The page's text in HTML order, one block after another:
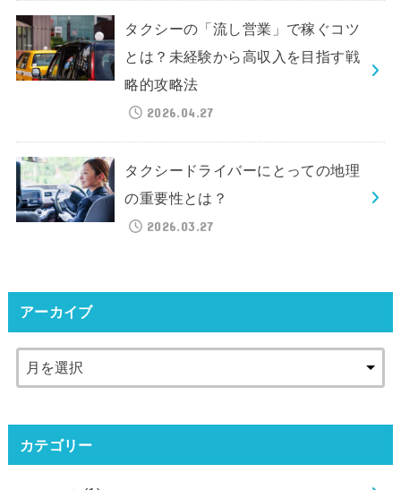
タクシーの「流し営業」で稼ぐコツ
とは？未経験から高収入を目指す戦
略的攻略法
2026.04.27
タクシードライバーにとっての地理
の重要性とは？
2026.03.27
アーカイブ
カテゴリー